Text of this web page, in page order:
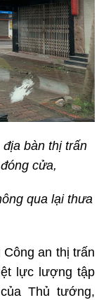
bàn thị trấn
cửa,
qua lại thưa
an thị trấn
lực lượng tập
Thủ tướng,